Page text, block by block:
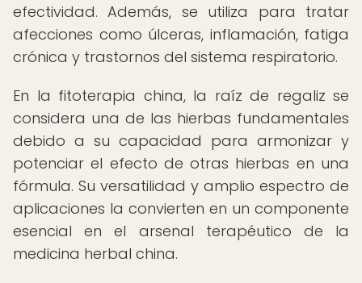
efectividad. Además, se utiliza para tratar
afecciones como úlceras, inflamación, fatiga
crónica y trastornos del sistema respiratorio.
En la fitoterapia china, la raíz de regaliz se
considera una de las hierbas fundamentales
debido a su capacidad para armonizar y
potenciar el efecto de otras hierbas en una
fórmula. Su versatilidad y amplio espectro de
aplicaciones la convierten en un componente
esencial en el arsenal terapéutico de la
medicina herbal china.